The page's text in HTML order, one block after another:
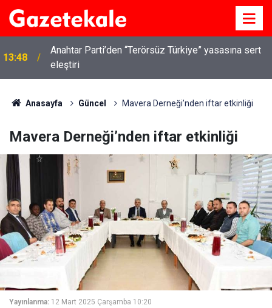
13:07
Kırıkkale’de hayvan hastalıklarına karşı denetimler
artırıldı
Anasayfa Güncel Mavera Derneği’nden iftar etkinliği
Mavera Derneği’nden iftar etkinliği
Yayınlanma: 12 Mart 2025 Çarşamba 10:20